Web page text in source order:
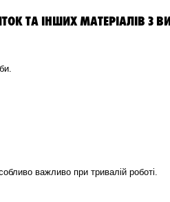
ТА ІНШИХ МАТЕРІАЛІВ З
важливо при тривалій роботі.